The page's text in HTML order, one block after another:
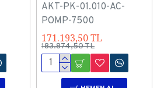
AKT-PK-01.010-AC-
POMP-7500
171.193,50 TL
183.874,50 TL